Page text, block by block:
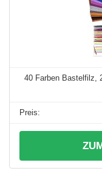
40 Farben Bastelfilz,